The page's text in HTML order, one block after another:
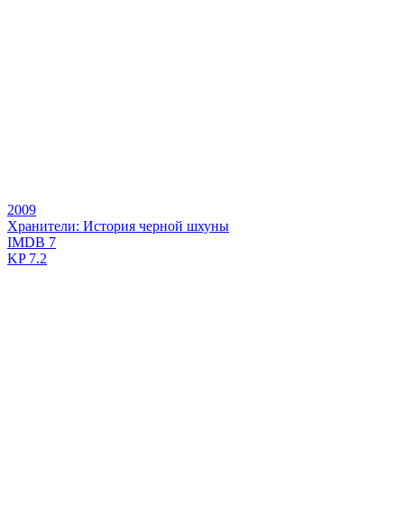
2009
Хранители: История черной шхуны
IMDB 7
KP7.2